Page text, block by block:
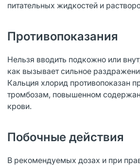
питательных жидкостей и
Противопоказания
Нельзя вводить подкожно или
как вызывает сильное
Кальция хлорид противопоказан
тромбозам, повышенном
крови.
Побочные действия
В рекомендуемых дозах и при